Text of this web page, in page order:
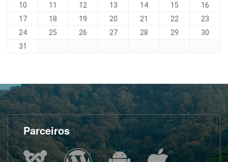
10
11 12 13 14 15
16
17
18 19 20 21 22
23
24
25 26 27 28 29
30
31
Parceiros